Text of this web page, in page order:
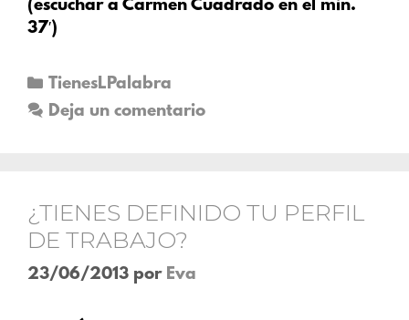
(escuchar a Carmen Cuadrado en el min.
37′)
TienesLPalabra
Deja un comentario
¿TIENES DEFINIDO TU PERFIL
DE TRABAJO?
23/06/2013 por Eva